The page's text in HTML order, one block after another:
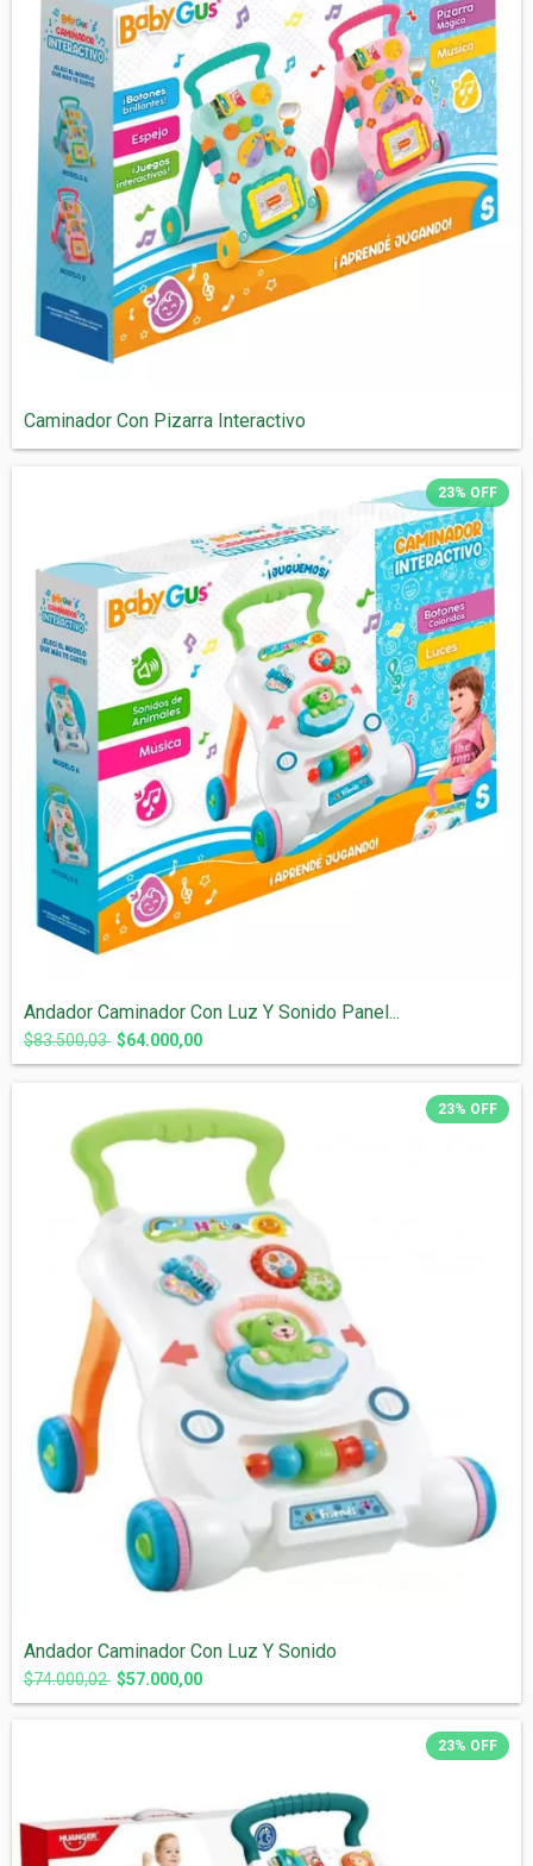
Caminador Con Pizarra Interactivo
23% OFF
Andador Caminador Con Luz Y Sonido Panel...
$83.500,03 $64.000,00
23% OFF
Andador Caminador Con Luz Y Sonido
$74.000,02 $57.000,00
23% OFF